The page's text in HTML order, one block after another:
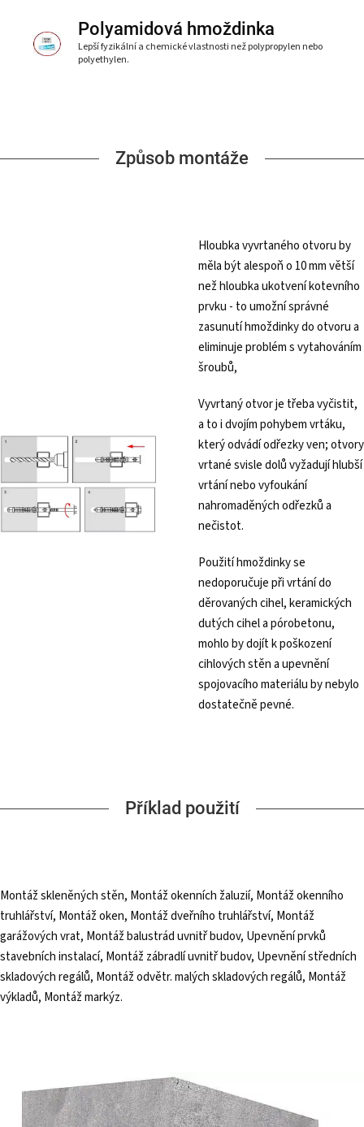
Polyamidová hmoždinka
Lepší fyzikální a chemické vlastnosti než polypropylen nebo
polyethylen.
Způsob montáže
Hloubka vyvrtaného otvoru by
měla být alespoň o 10 mm větší
než hloubka ukotvení kotevního
prvku - to umožní správné
zasunutí hmoždinky do otvoru a
eliminuje problém s vytahováním
šroubů,
Vyvrtaný otvor je třeba vyčistit,
a to i dvojím pohybem vrtáku,
který odvádí odřezky ven; otvory
vrtané svisle dolů vyžadují hlubší
vrtání nebo vyfoukání
nahromaděných odřezků a
nečistot.
Použití hmoždinky se
nedoporučuje při vrtání do
děrovaných cihel, keramických
dutých cihel a pórobetonu,
mohlo by dojít k poškození
cihlových stěn a upevnění
spojovacího materiálu by nebylo
dostatečně pevné.
Příklad použití
Montáž skleněných stěn, Montáž okenních žaluzií, Montáž okenního
truhlářství, Montáž oken, Montáž dveřního truhlářství, Montáž
garážových vrat, Montáž balustrád uvnitř budov, Upevnění prvků
stavebních instalací, Montáž zábradlí uvnitř budov, Upevnění středních
skladových regálů, Montáž odvětr. malých skladových regálů, Montáž
výkladů, Montáž markýz.